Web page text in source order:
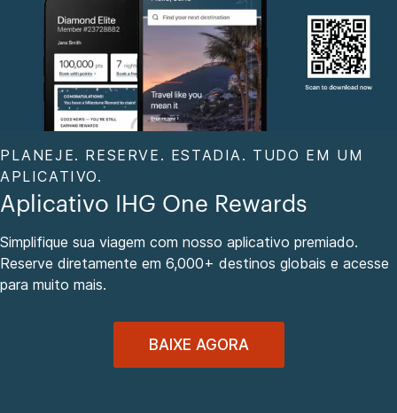
PLANEJE. RESERVE. ESTADIA. TUDO EM UM
APLICATIVO.
Aplicativo IHG One Rewards
Simplifique sua viagem com nosso aplicativo premiado.
Reserve diretamente em 6,000+ destinos globais e acesse
para muito mais.
BAIXE AGORA